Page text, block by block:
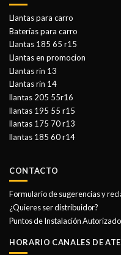
Llantas para carro
Baterías para carro
Llantas 185 65 r15
Llantas en promocion
Llantas rin 13
Llantas rin 14
llantas 205 55r16
llantas 195 55 r15
llantas 175 70 r13
llantas 185 60 r14
CONTACTO
Formulario de sugerencias y
¿Quieres ser distribuidor?
Puntos de Instalación
HORARIO CANALES DE